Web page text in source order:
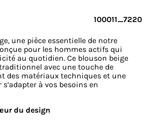
100011_7220
une pièce essentielle de notre
pour les hommes actifs qui
au quotidien. Ce blouson beige
avec une touche de
des matériaux techniques et une
à vos besoins en
du design